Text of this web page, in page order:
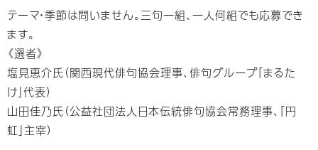
テーマ・季節は問いません。三句一組、一人何組でも応募でき
ます。
《選者》
塩見恵介氏（関西現代俳句協会理事、俳句グループ「まるた
け」代表）
山田佳乃氏（公益社団法人日本伝統俳句協会常務理事、「円
虹」主宰）